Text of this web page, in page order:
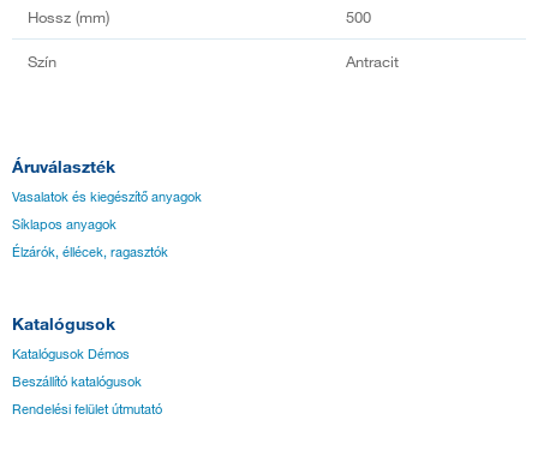
Hossz (mm) 500
Szín Antracit
Áruválaszték
Vasalatok és kiegészítő anyagok
Síklapos anyagok
Élzárók, éllécek, ragasztók
Katalógusok
Katalógusok Démos
Beszállító katalógusok
Rendelési felület útmutató